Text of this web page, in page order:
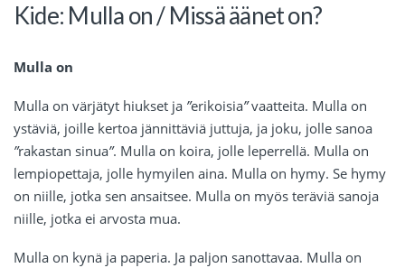
Kide: Mulla on / Missä äänet on?
Mulla on
Mulla on värjätyt hiukset ja ”erikoisia”vaatteita. Mulla on
ystäviä, joille kertoa jännittäviä juttuja, ja joku, jolle sanoa
”rakastan sinua”. Mulla on koira, jolle leperrellä. Mulla on
lempiopettaja, jolle hymyilen aina. Mulla on hymy. Se hymy
on niille, jotka sen ansaitsee. Mulla on myös teräviä sanoja
niille, jotka ei arvosta mua.
Mulla on kynä ja paperia. Ja paljon sanottavaa. Mulla on